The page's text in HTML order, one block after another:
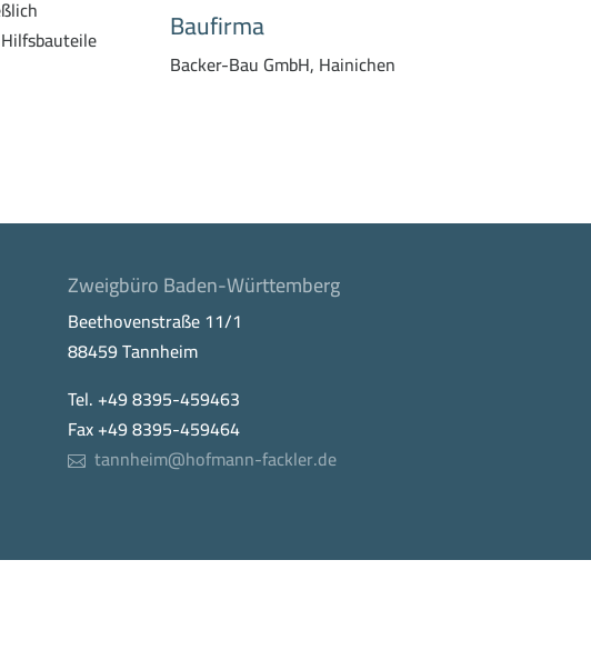
Baufirma
Backer-Bau GmbH, Hainichen
Zweigbüro Baden-Württemberg
Beethovenstraße 11/1
88459 Tannheim
Tel. +49 8395-459463
Fax +49 8395-459464
tannheim@hofmann-fackler.de